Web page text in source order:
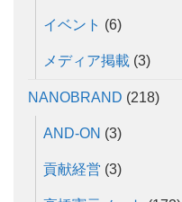
イベント (6)
メディア掲載 (3)
NANOBRAND (218)
AND-ON (3)
貢献経営 (3)